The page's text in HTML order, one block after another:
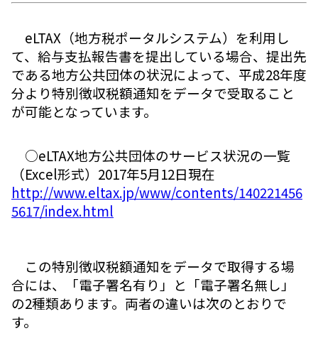
eLTAX（地方税ポータルシステム）を利用し
て、給与支払報告書を提出している場合、提出先
である地方公共団体の状況によって、平成28年度
分より特別徴収税額通知をデータで受取ること
が可能となっています。
○eLTAX地方公共団体のサービス状況の一覧
（Excel形式）2017年5月12日現在
http://www.eltax.jp/www/contents/140221456
5617/index.html
この特別徴収税額通知をデータで取得する場
合には、「電子署名有り」と「電子署名無し」
の2種類あります。両者の違いは次のとおりで
す。